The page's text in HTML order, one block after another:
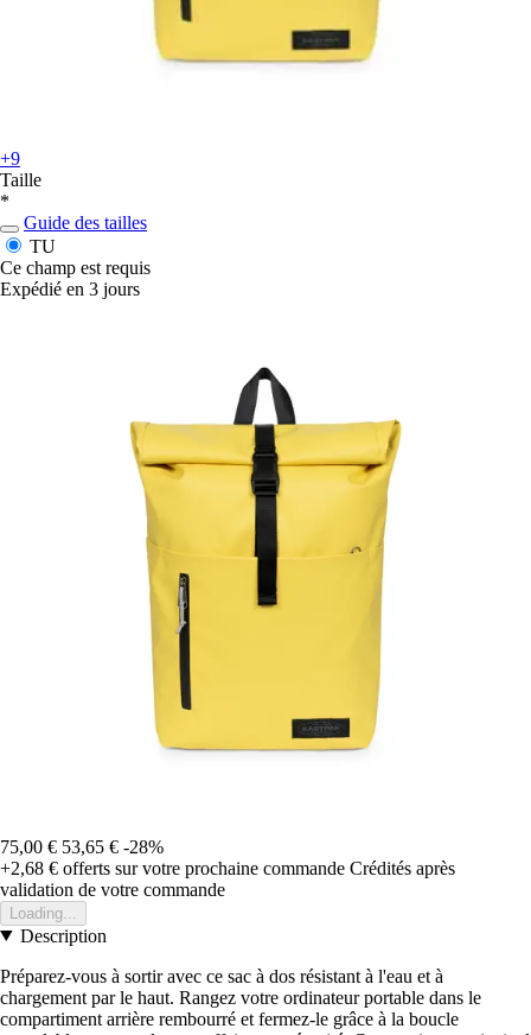
+9
Taille
*
Guide des tailles
TU
Ce champ est requis
Expédié en 3 jours
75,00 € 53,65 € -28%
+2,68 € offerts sur votre prochaine commande Crédités après
validation de votre commande
Loading...
Description
Préparez-vous à sortir avec ce sac à dos résistant à l'eau et à
chargement par le haut. Rangez votre ordinateur portable dans le
compartiment arrière rembourré et fermez-le grâce à la boucle